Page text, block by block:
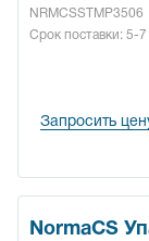
NRMCSSTMP3506
Срок поставки: 5-7
Запросить
NormaCS